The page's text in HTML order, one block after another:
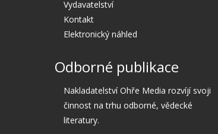
Vydavatelství
Kontakt
Elektronický náhled
Odborné publikace
Nakladatelství Ohře Media rozvíjí svoji
činnost na trhu odborné, vědecké
literatury.